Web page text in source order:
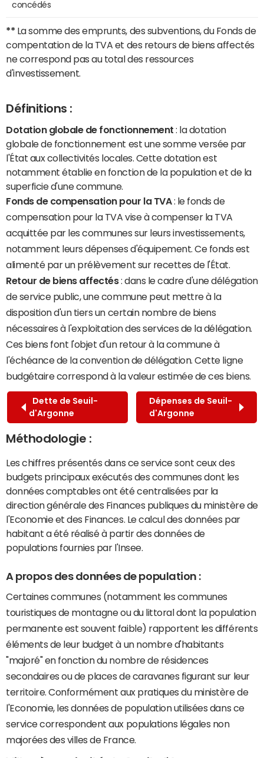
concédés
** La somme des emprunts, des subventions, du Fonds de
compentation de la TVA et des retours de biens affectés
ne correspond pas au total des ressources
d'investissement.
Définitions :
Dotation globale de fonctionnement : la dotation
globale de fonctionnement est une somme versée par
l'État aux collectivités locales. Cette dotation est
notamment établie en fonction de la population et de la
superficie d'une commune.
Fonds de compensation pour la TVA: le fonds de
compensation pour la TVA vise à compenser la TVA
acquittée par les communes sur leurs investissements,
notamment leurs dépenses d'équipement. Ce fonds est
alimenté par un prélèvement sur recettes de l'État.
Retour de biens affectés: dans le cadre d'une délégation
de service public, une commune peut mettre à la
disposition d'un tiers un certain nombre de biens
nécessaires à l'exploitation des services de la délégation.
Ces biens font l'objet d'un retour à la commune à
l'échéance de la convention de délégation. Cette ligne
budgétaire correspond à la valeur estimée de ces biens.
Dette de Seuil-
d'Argonne
Dépenses de Seuil-
d'Argonne
Méthodologie :
Les chiffres présentés dans ce service sont ceux des
budgets principaux exécutés des communes dont les
données comptables ont été centralisées par la
direction générale des Finances publiques du ministère de
l'Economie et des Finances. Le calcul des données par
habitant a été réalisé à partir des données de
populations fournies par l'Insee.
A propos des données de population :
Certaines communes (notamment les communes
touristiques de montagne ou du littoral dont la population
permanente est souvent faible) rapportent les différents
éléments de leur budget à un nombre d'habitants
"majoré" en fonction du nombre de résidences
secondaires ou de places de caravanes figurant sur leur
territoire. Conformément aux pratiques du ministère de
l'Economie, les données de population utilisées dans ce
service correspondent aux populations légales non
majorées des villes de France.